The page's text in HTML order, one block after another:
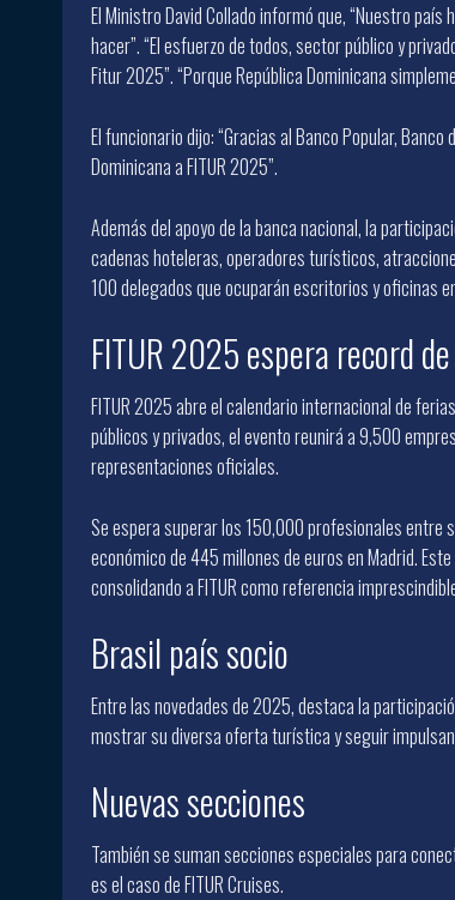
El Ministro David Collado informó que, “Nuestro
hacer”. “El esfuerzo de todos, sector público y
Fitur 2025”. “Porque República Dominicana
El funcionario dijo: “Gracias al Banco Popular,
Dominicana a FITUR 2025”.
Además del apoyo de la banca nacional, la
cadenas hoteleras, operadores turísticos,
100 delegados que ocuparán escritorios y oficinas
FITUR 2025 espera record
FITUR 2025 abre el calendario internacional de
públicos y privados, el evento reunirá a 9,500
representaciones oficiales.
Se espera superar los 150,000 profesionales entre
económico de 445 millones de euros en Madrid.
consolidando a FITUR como referencia
Brasil país socio
Entre las novedades de 2025, destaca la
mostrar su diversa oferta turística y seguir
Nuevas secciones
También se suman secciones especiales para
es el caso de FITUR Cruises.